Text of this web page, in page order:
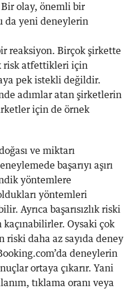
olay, önemli bir
da yeni deneylerin
reaksiyon. Birçok şirkette
risk atfettikleri için
pek istekli değildir.
adımlar atan şirketlerin
için de örnek
ve miktarı
başarıyı aşırı
yöntemlere
yöntemleri
Ayrıca başarısızlık riski
Oysaki çok
riski daha az sayıda deney
deneylerin
ortaya çıkarır. Yani
tıklama oranı veya